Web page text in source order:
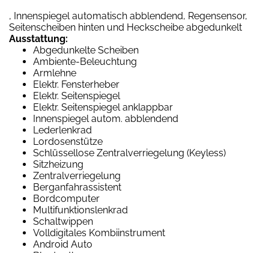
, Innenspiegel automatisch abblendend, Regensensor,
Seitenscheiben hinten und Heckscheibe abgedunkelt
Ausstattung:
Abgedunkelte Scheiben
Ambiente-Beleuchtung
Armlehne
Elektr. Fensterheber
Elektr. Seitenspiegel
Elektr. Seitenspiegel anklappbar
Innenspiegel autom. abblendend
Lederlenkrad
Lordosenstütze
Schlüssellose Zentralverriegelung (Keyless)
Sitzheizung
Zentralverriegelung
Berganfahrassistent
Bordcomputer
Multifunktionslenkrad
Schaltwippen
Volldigitales Kombiinstrument
Android Auto